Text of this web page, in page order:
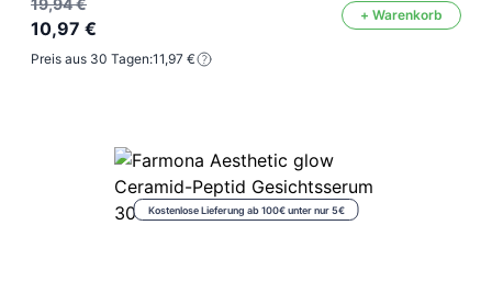
10,97 €
+ Warenkorb
Preis aus 30 Tagen:11,97 €
Kostenlose Lieferung ab 100€ unter nur 5€